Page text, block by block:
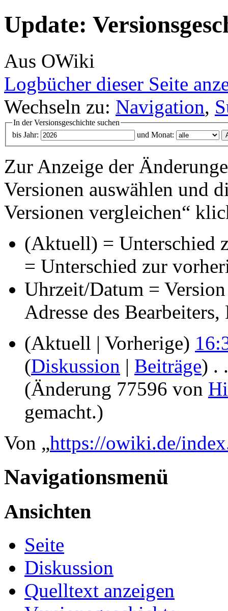
Update:
Aus OWiki
Logbücher dieser Seite
Wechseln zu: Navigation,
In der Versionsgeschichte suchen
bis Jahr:
und Monat:
Zur Anzeige der
Versionen auswählen und
Versionen vergleichen“
(Aktuell) = Unterschied
= Unterschied zur
Uhrzeit/Datum =
Adresse des
(Aktuell | Vorherige)
(Diskussion | Beiträge) . .
(Änderung 77596 von
gemacht.)
Von „https://owiki.de/
Navigationsmenü
Ansichten
Seite
Diskussion
Quelltext anzeigen